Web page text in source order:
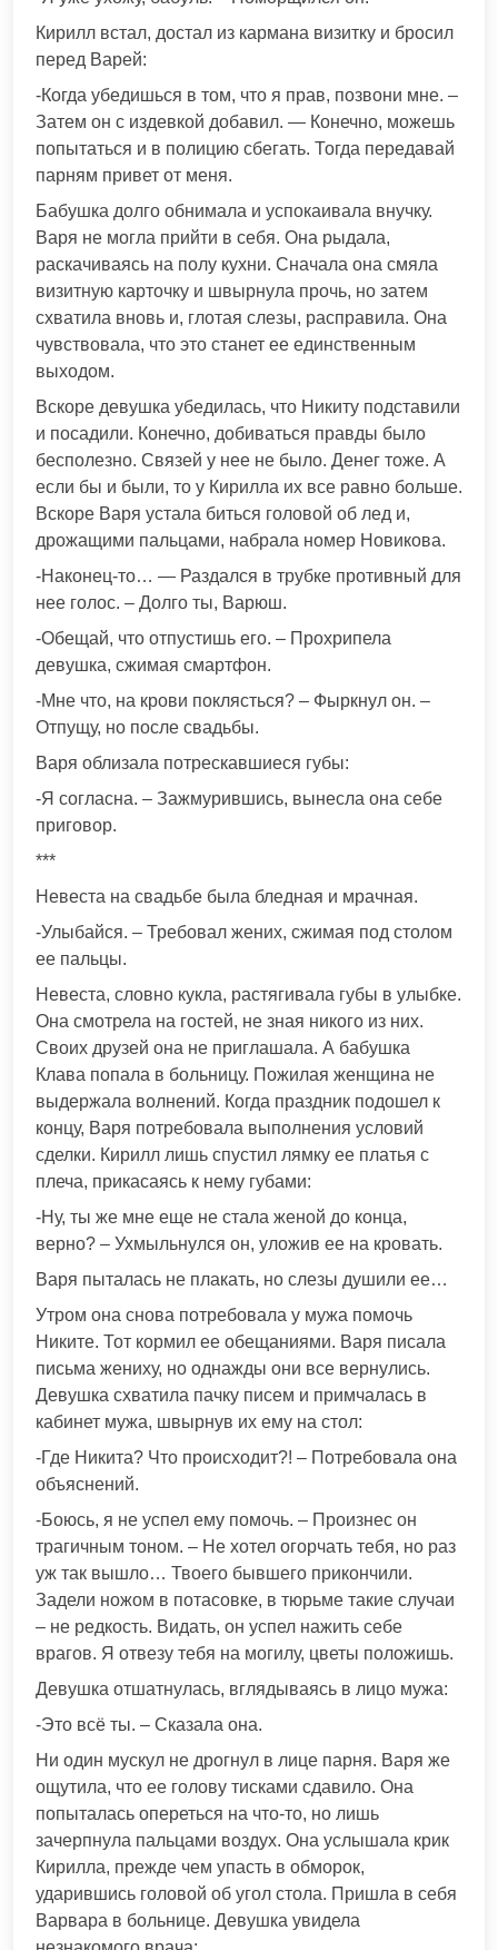
Кирилл встал, достал из кармана визитку и бросил
перед Варей:
-Когда убедишься в том, что я прав, позвони мне. –
Затем он с издевкой добавил. — Конечно, можешь
попытаться и в полицию сбегать. Тогда передавай
парням привет от меня.
Бабушка долго обнимала и успокаивала внучку.
Варя не могла прийти в себя. Она рыдала,
раскачиваясь на полу кухни. Сначала она смяла
визитную карточку и швырнула прочь, но затем
схватила вновь и, глотая слезы, расправила. Она
чувствовала, что это станет ее единственным
выходом.
Вскоре девушка убедилась, что Никиту подставили
и посадили. Конечно, добиваться правды было
бесполезно. Связей у нее не было. Денег тоже. А
если бы и были, то у Кирилла их все равно больше.
Вскоре Варя устала биться головой об лед и,
дрожащими пальцами, набрала номер Новикова.
-Наконец-то… — Раздался в трубке противный для
нее голос. – Долго ты, Варюш.
-Обещай, что отпустишь его. – Прохрипела
девушка, сжимая смартфон.
-Мне что, на крови поклясться? – Фыркнул он. –
Отпущу, но после свадьбы.
Варя облизала потрескавшиеся губы:
-Я согласна. – Зажмурившись, вынесла она себе
приговор.
***
Невеста на свадьбе была бледная и мрачная.
-Улыбайся. – Требовал жених, сжимая под столом
ее пальцы.
Невеста, словно кукла, растягивала губы в улыбке.
Она смотрела на гостей, не зная никого из них.
Своих друзей она не приглашала. А бабушка
Клава попала в больницу. Пожилая женщина не
выдержала волнений. Когда праздник подошел к
концу, Варя потребовала выполнения условий
сделки. Кирилл лишь спустил лямку ее платья с
плеча, прикасаясь к нему губами:
-Ну, ты же мне еще не стала женой до конца,
верно? – Ухмыльнулся он, уложив ее на кровать.
Варя пыталась не плакать, но слезы душили ее…
Утром она снова потребовала у мужа помочь
Никите. Тот кормил ее обещаниями. Варя писала
письма жениху, но однажды они все вернулись.
Девушка схватила пачку писем и примчалась в
кабинет мужа, швырнув их ему на стол:
-Где Никита? Что происходит?! – Потребовала она
объяснений.
-Боюсь, я не успел ему помочь. – Произнес он
трагичным тоном. – Не хотел огорчать тебя, но раз
уж так вышло… Твоего бывшего прикончили.
Задели ножом в потасовке, в тюрьме такие случаи
– не редкость. Видать, он успел нажить себе
врагов. Я отвезу тебя на могилу, цветы положишь.
Девушка отшатнулась, вглядываясь в лицо мужа:
-Это всё ты. – Сказала она.
Ни один мускул не дрогнул в лице парня. Варя же
ощутила, что ее голову тисками сдавило. Она
попыталась опереться на что-то, но лишь
зачерпнула пальцами воздух. Она услышала крик
Кирилла, прежде чем упасть в обморок,
ударившись головой об угол стола. Пришла в себя
Варвара в больнице. Девушка увидела